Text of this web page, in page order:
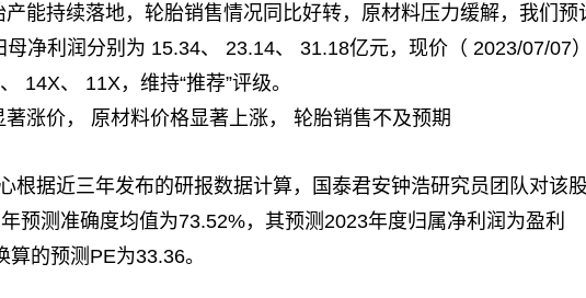
能持续落地，轮胎销售情况同比好转，原材料压力缓解，我们预
净利润分别为 15.34、 23.14、 31.18亿元，现价（ 2023/07/07）
14X、 11X，维持“推荐”评级。
涨价， 原材料价格显著上涨， 轮胎销售不及预期
根据近三年发布的研报数据计算，国泰君安钟浩研究员团队对该股
预测准确度均值为73.52%，其预测2023年度归属净利润为盈利
的预测PE为33.36。